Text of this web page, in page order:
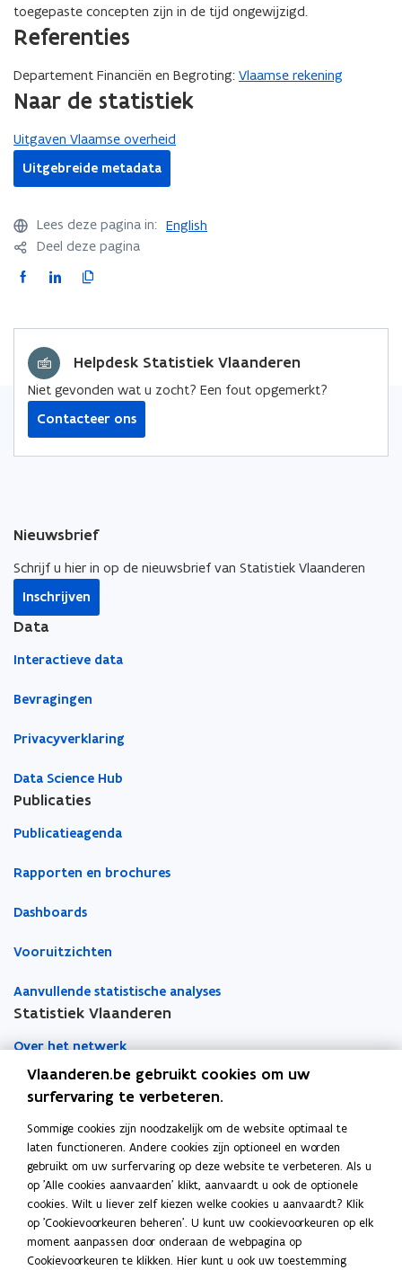
toegepaste concepten zijn in de tijd ongewijzigd.
Referenties
Departement Financiën en Begroting: Vlaamse rekening
Naar de statistiek
Uitgaven Vlaamse overheid
Uitgebreide metadata
Lees deze pagina in: English
Deel deze pagina
F
t
n
i
u
v
s
t
r
L
e
d
i
n
t
n
n
i
u
v
n
s
t
r
K
e
e
r
l
a
r
k
l
m
o
Helpdesk Statistiek Vlaanderen
Niet gevonden wat u zocht? Een fout opgemerkt?
Contacteer ons
Nieuwsbrief
Schrijf u hier in op de nieuwsbrief van Statistiek Vlaanderen
Inschrijven
Data
Interactieve data
Bevragingen
Privacyverklaring
Data Science Hub
Publicaties
Publicatieagenda
Rapporten en brochures
Dashboards
Vooruitzichten
Aanvullende statistische analyses
Statistiek Vlaanderen
Over het netwerk
Academische samenwerking
Nieuws
Evenementen
Contact
Pers
Vlaanderen.be gebruikt cookies om uw
surfervaring te verbeteren.
Sommige cookies zijn noodzakelijk om de website optimaal te
laten functioneren. Andere cookies zijn optioneel en worden
gebruikt om uw surfervaring op deze website te verbeteren. Als u
op 'Alle cookies aanvaarden' klikt, aanvaardt u ook de optionele
cookies. Wilt u liever zelf kiezen welke cookies u aanvaardt? Klik
op 'Cookievoorkeuren beheren'. U kunt uw cookievoorkeuren op elk
moment aanpassen door onderaan de webpagina op
Cookievoorkeuren te klikken. Hier kunt u ook uw toestemming